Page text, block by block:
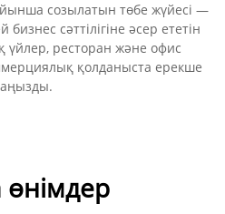
созылатын төбе жүйесі —
бизнес сәттілігіне әсер ететін
үйлер, ресторан және офис
қолданыста ерекше